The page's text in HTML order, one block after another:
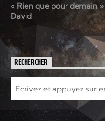
« Rien que pour demain
David
RECHERCHER